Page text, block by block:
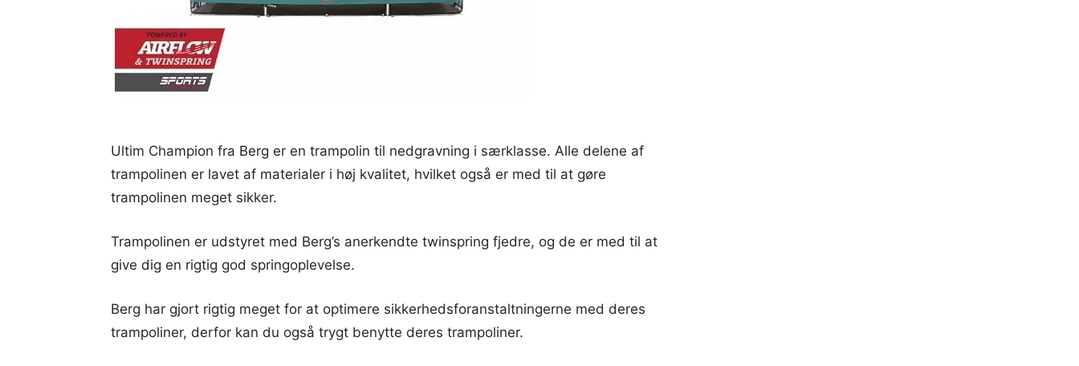
Ultim Champion fra Berg er en trampolin til nedgravning i særklasse. Alle delene af
trampolinen er lavet af materialer i høj kvalitet, hvilket også er med til at gøre
trampolinen meget sikker.
Trampolinen er udstyret med Berg’s anerkendte twinspring fjedre, og de er med til at
give dig en rigtig god springoplevelse.
Berg har gjort rigtig meget for at optimere sikkerhedsforanstaltningerne med deres
trampoliner, derfor kan du også trygt benytte deres trampoliner.